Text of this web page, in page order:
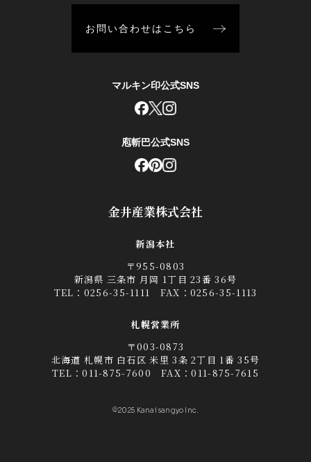
金井産業株式会社
新潟本社
〒955-0803
新潟県 三条市 月岡 1丁目 23番 36号
TEL： 0256-35-1111 FAX：0256-35-1113
札幌営業所
〒003-0873
北海道 札幌市 白石区 米里 3条 2丁目 1番 35号
TEL：011-875-7600 FAX：011-875-7615
©2025 Kanai sangyo Inc.
お問い合わせはこちら
マルキン印公式SNS
庖斬巴公式SNS